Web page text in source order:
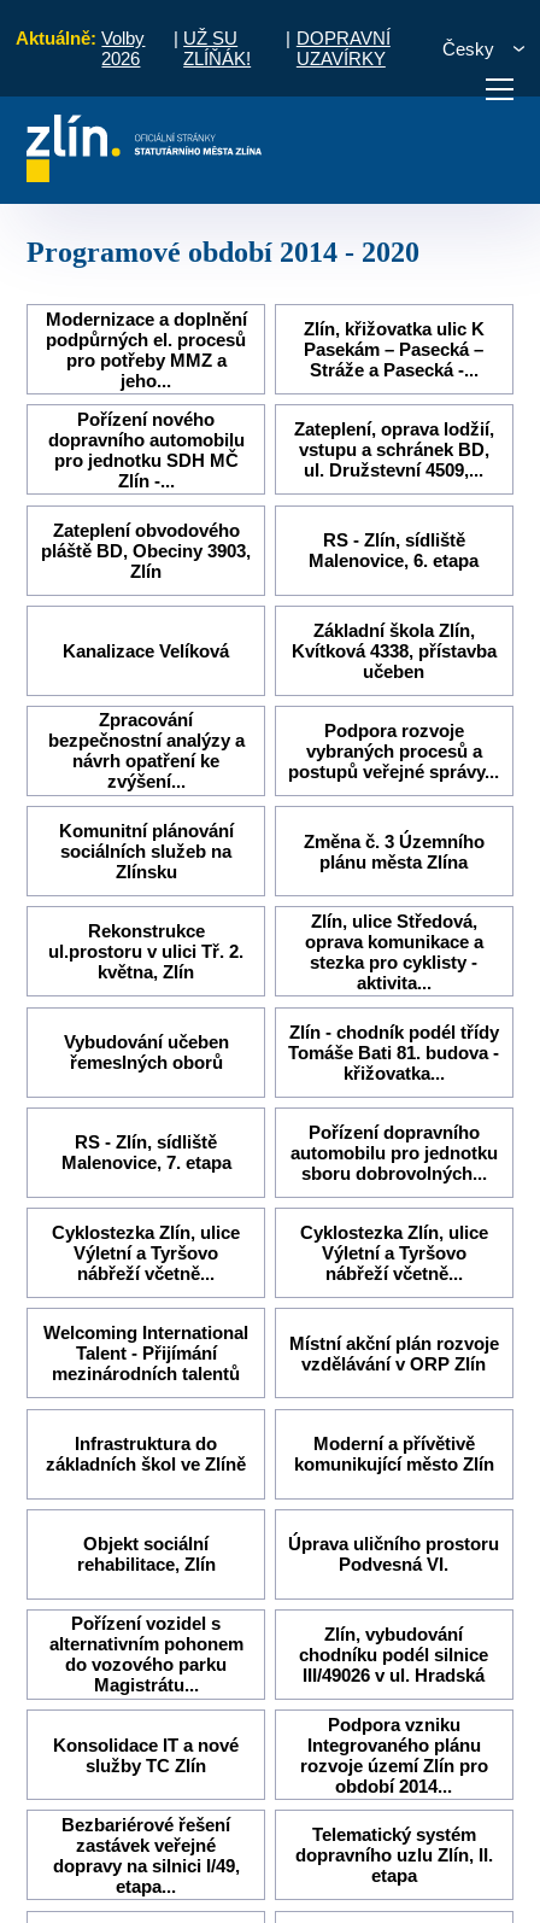
Aktuálně: Volby
2026
| UŽ SU
ZLÍŇÁK!
| DOPRAVNÍ
UZAVÍRKY
Česky
Potřebuji zaplatit
Programové období 2014 - 2020
Modernizace a doplnění
podpůrných el. procesů
pro potřeby MMZ a
jeho...
Zlín, křižovatka ulic K
Pasekám – Pasecká –
Stráže a Pasecká -...
Pořízení nového
dopravního automobilu
pro jednotku SDH MČ
Zlín -...
Zateplení, oprava lodžií,
vstupu a schránek BD,
ul. Družstevní 4509,...
Zateplení obvodového
pláště BD, Obeciny 3903,
Zlín
RS - Zlín, sídliště
Malenovice, 6. etapa
Kanalizace Velíková
Základní škola Zlín,
Kvítková 4338, přístavba
učeben
Zpracování
bezpečnostní analýzy a
návrh opatření ke
zvýšení...
Podpora rozvoje
vybraných procesů a
postupů veřejné správy...
Komunitní plánování
sociálních služeb na
Zlínsku
Změna č. 3 Územního
plánu města Zlína
Rekonstrukce
ul.prostoru v ulici Tř. 2.
května, Zlín
Zlín, ulice Středová,
oprava komunikace a
stezka pro cyklisty -
aktivita...
Vybudování učeben
řemeslných oborů
Zlín - chodník podél třídy
Tomáše Bati 81. budova -
křižovatka...
RS - Zlín, sídliště
Malenovice, 7. etapa
Pořízení dopravního
automobilu pro jednotku
sboru dobrovolných...
Cyklostezka Zlín, ulice
Výletní a Tyršovo
nábřeží včetně...
Cyklostezka Zlín, ulice
Výletní a Tyršovo
nábřeží včetně...
Welcoming International
Talent - Přijímání
mezinárodních talentů
Místní akční plán rozvoje
vzdělávání v ORP Zlín
Infrastruktura do
základních škol ve Zlíně
Moderní a přívětivě
komunikující město Zlín
Objekt sociální
rehabilitace, Zlín
Úprava uličního prostoru
Podvesná VI.
Pořízení vozidel s
alternativním pohonem
do vozového parku
Magistrátu...
Zlín, vybudování
chodníku podél silnice
III/49026 v ul. Hradská
Konsolidace IT a nové
služby TC Zlín
Podpora vzniku
Integrovaného plánu
rozvoje území Zlín pro
období 2014...
Bezbariérové řešení
zastávek veřejné
dopravy na silnici I/49,
etapa...
Telematický systém
dopravního uzlu Zlín, II.
etapa